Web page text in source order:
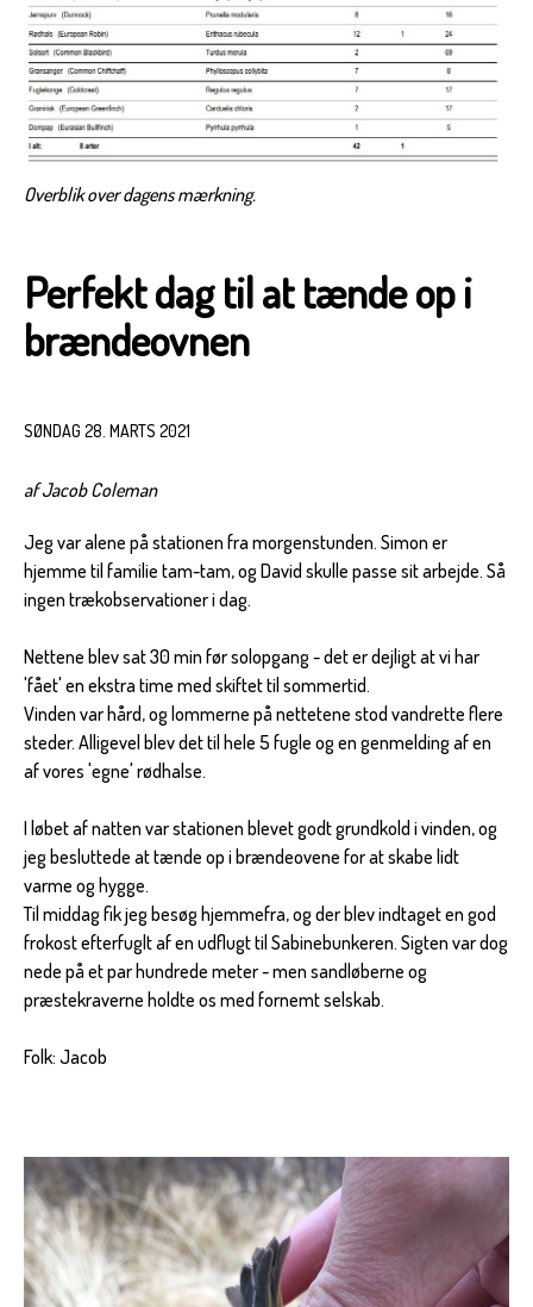
Overblik over dagens mærkning.
Perfekt dag til at tænde op i
brændeovnen
SØNDAG 28. MARTS 2021
af Jacob Coleman
Jeg var alene på stationen fra morgenstunden. Simon er
hjemme til familie tam-tam, og David skulle passe sit arbejde. Så
ingen trækobservationer i dag.
Nettene blev sat 30 min før solopgang - det er dejligt at vi har
'fået' en ekstra time med skiftet til sommertid.
Vinden var hård, og lommerne på nettetene stod vandrette flere
steder. Alligevel blev det til hele 5 fugle og en genmelding af en
af vores 'egne' rødhalse.
I løbet af natten var stationen blevet godt grundkold i vinden, og
jeg besluttede at tænde op i brændeovene for at skabe lidt
varme og hygge.
Til middag fik jeg besøg hjemmefra, og der blev indtaget en god
frokost efterfuglt af en udflugt til Sabinebunkeren. Sigten var dog
nede på et par hundrede meter - men sandløberne og
præstekraverne holdte os med fornemt selskab.
Folk: Jacob